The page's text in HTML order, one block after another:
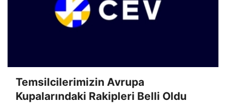
Temsilcilerimizin Avrupa
Kupalarındaki Rakipleri Belli Oldu